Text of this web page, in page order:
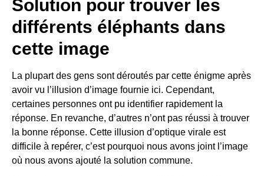
Solution pour trouver les
différents éléphants dans
cette image
La plupart des gens sont déroutés par cette énigme après
avoir vu l’illusion d’image fournie ici. Cependant,
certaines personnes ont pu identifier rapidement la
réponse. En revanche, d’autres n’ont pas réussi à trouver
la bonne réponse. Cette illusion d’optique virale est
difficile à repérer, c’est pourquoi nous avons joint l’image
où nous avons ajouté la solution commune.